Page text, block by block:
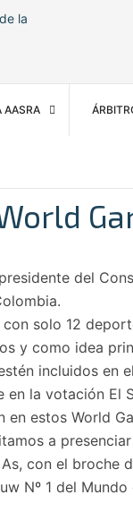
AASRA
del
solo 12
y como idea
incluidos en
en la votación
estos World
a
con el
Nº 1 del